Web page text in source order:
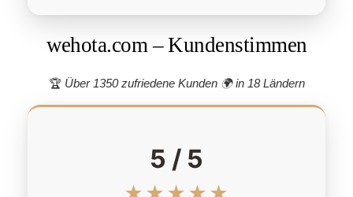
wehota.com – Kundenstimmen
🏆 Über 1350 zufriedene Kunden 🌍 in 18 Ländern
5 / 5